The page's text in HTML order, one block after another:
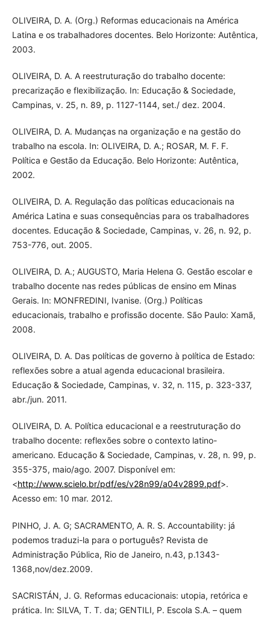
OLIVEIRA, D. A. (Org.) Reformas educacionais na América
Latina e os trabalhadores docentes. Belo Horizonte: Autêntica,
2003.
OLIVEIRA, D. A. A reestruturação do trabalho docente:
precarização e flexibilização. In: Educação & Sociedade,
Campinas, v. 25, n. 89, p. 1127-1144, set./ dez. 2004.
OLIVEIRA, D. A. Mudanças na organização e na gestão do
trabalho na escola. In: OLIVEIRA, D. A.; ROSAR, M. F. F.
Política e Gestão da Educação. Belo Horizonte: Autêntica,
2002.
OLIVEIRA, D. A. Regulação das políticas educacionais na
América Latina e suas consequências para os trabalhadores
docentes. Educação & Sociedade, Campinas, v. 26, n. 92, p.
753-776, out. 2005.
OLIVEIRA, D. A.; AUGUSTO, Maria Helena G. Gestão escolar e
trabalho docente nas redes públicas de ensino em Minas
Gerais. In: MONFREDINI, Ivanise. (Org.) Políticas
educacionais, trabalho e profissão docente. São Paulo: Xamã,
2008.
OLIVEIRA, D. A. Das políticas de governo à política de Estado:
reflexões sobre a atual agenda educacional brasileira.
Educação & Sociedade, Campinas, v. 32, n. 115, p. 323-337,
abr./jun. 2011.
OLIVEIRA, D. A. Política educacional e a reestruturação do
trabalho docente: reflexões sobre o contexto latino-
americano. Educação & Sociedade, Campinas, v. 28, n. 99, p.
355-375, maio/ago. 2007. Disponível em:
<http://www.scielo.br/pdf/es/v28n99/a04v2899.pdf>.
Acesso em: 10 mar. 2012.
PINHO, J. A. G; SACRAMENTO, A. R. S. Accountability: já
podemos traduzi-la para o português? Revista de
Administração Pública, Rio de Janeiro, n.43, p.1343-
1368,nov/dez.2009.
SACRISTÁN, J. G. Reformas educacionais: utopia, retórica e
prática. In: SILVA, T. T. da; GENTILI, P. Escola S.A. – quem